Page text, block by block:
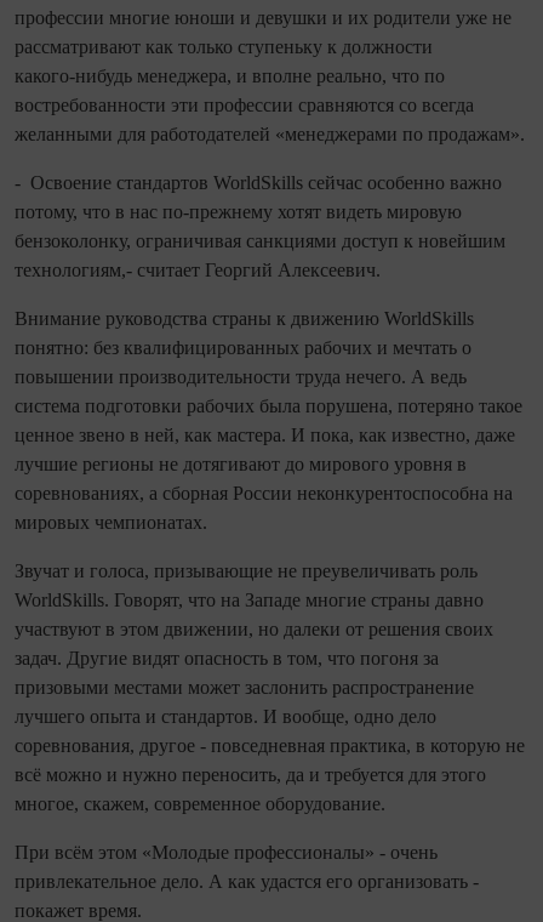
профессии многие юноши и девушки и их родители уже не
рассматривают как только ступеньку к должности
какого‑нибудь менеджера, и вполне реально, что по
востребованности эти профессии сравняются со все­гда
желанными для работодателей «менеджерами по продажам».
- Освоение стандартов WorldSkills сейчас особенно важно
потому, что в нас по‑прежнему хотят видеть мировую
бензоколонку, ограничивая санкциями доступ к новейшим
технологиям,- считает Георгий Алексеевич.
Внимание руководства страны к движению WorldSkills
понятно: без квалифицированных рабочих и мечтать о
повышении производительности труда нечего. А ведь
система подготовки рабочих была порушена, потеряно такое
ценное звено в ней, как мастера. И пока, как известно, даже
лучшие регионы не дотягивают до мирового уровня в
соревнованиях, а сборная России неконкурентоспособна на
мировых чем­пио­натах.
Звучат и голоса, призывающие не преувеличивать роль
WorldSkills. Говорят, что на Западе многие страны давно
участвуют в этом движении, но далеки от решения своих
задач. Другие видят опасность в том, что погоня за
призовыми местами может заслонить распространение
лучшего опыта и стандартов. И вообще, одно дело
соревнования, другое - повседневная практика, в которую не
всё можно и нужно переносить, да и требуется для этого
многое, скажем, современное оборудование.
При всём этом «Молодые профессио­налы» - очень
привлекательное дело. А как удастся его организовать -
покажет время.